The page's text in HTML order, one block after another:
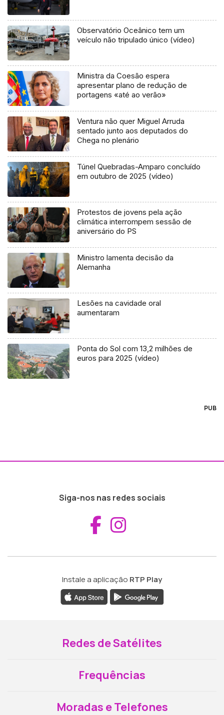
Observatório Oceânico tem um
veículo não tripulado único (vídeo)
Ministra da Coesão espera
apresentar plano de redução de
portagens «até ao verão»
Ventura não quer Miguel Arruda
sentado junto aos deputados do
Chega no plenário
Túnel Quebradas-Amparo concluído
em outubro de 2025 (vídeo)
Protestos de jovens pela ação
climática interrompem sessão de
aniversário do PS
Ministro lamenta decisão da
Alemanha
Lesões na cavidade oral
aumentaram
Ponta do Sol com 13,2 milhões de
euros para 2025 (vídeo)
PUB
Siga-nos nas redes sociais
Aceder ao
Instale a aplicação RTP Play
Redes de Satélites
Frequências
Moradas e Telefones